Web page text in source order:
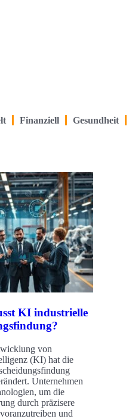
Finanziell Gesundheit
KI industrielle
von
(KI) hat die
Unternehmen
um die
durch präzisere
und